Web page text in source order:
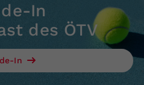
In
des ÖTV
In